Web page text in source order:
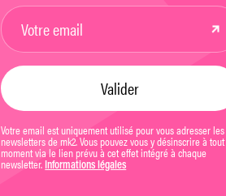
Votre email est uniquement utilisé pour vous adresser les
newsletters de mk2. Vous pouvez vous y désinscrire à tout
moment via le lien prévu à cet effet intégré à chaque
newsletter. Informations légales